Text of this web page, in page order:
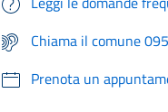
Chiama il comune
Prenota un